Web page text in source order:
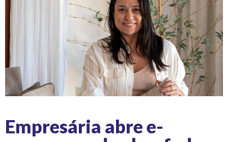
Empresária abre e-